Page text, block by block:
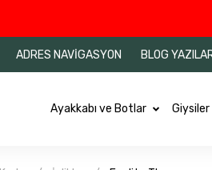
ADRES NAVİGASYON BLOG
Ayakkabı ve Botlar Giysiler